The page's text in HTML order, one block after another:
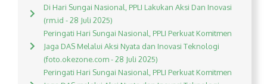
Di Hari Sungai Nasional, PPLI Lakukan Aksi Dan Inovasi
(rm.id - 28 Juli 2025)
Peringati Hari Sungai Nasional, PPLI Perkuat Komitmen
Jaga DAS Melalui Aksi Nyata dan Inovasi Teknologi
(foto.okezone.com - 28 Juli 2025)
Peringati Hari Sungai Nasional, PPLI Perkuat Komitmen